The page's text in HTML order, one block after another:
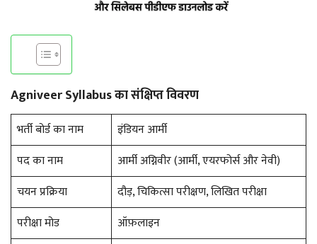
Agniveer Syllabus का संक्षिप्त विवरण
भर्ती बोर्ड का नाम
इंडियन आर्मी
पद का नाम
आर्मी अग्निवीर (आर्मी, एयरफोर्स और नेवी)
चयन प्रक्रिया
दौड़, चिकित्सा परीक्षण, लिखित परीक्षा
परीक्षा मोड
ऑफ़लाइन